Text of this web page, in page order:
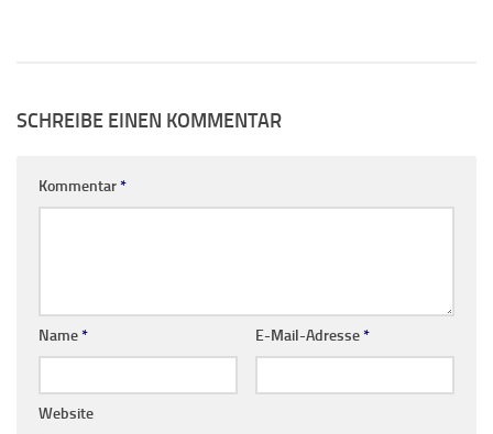
SCHREIBE EINEN KOMMENTAR
Kommentar*
Name* E-Mail-Adresse*
Website